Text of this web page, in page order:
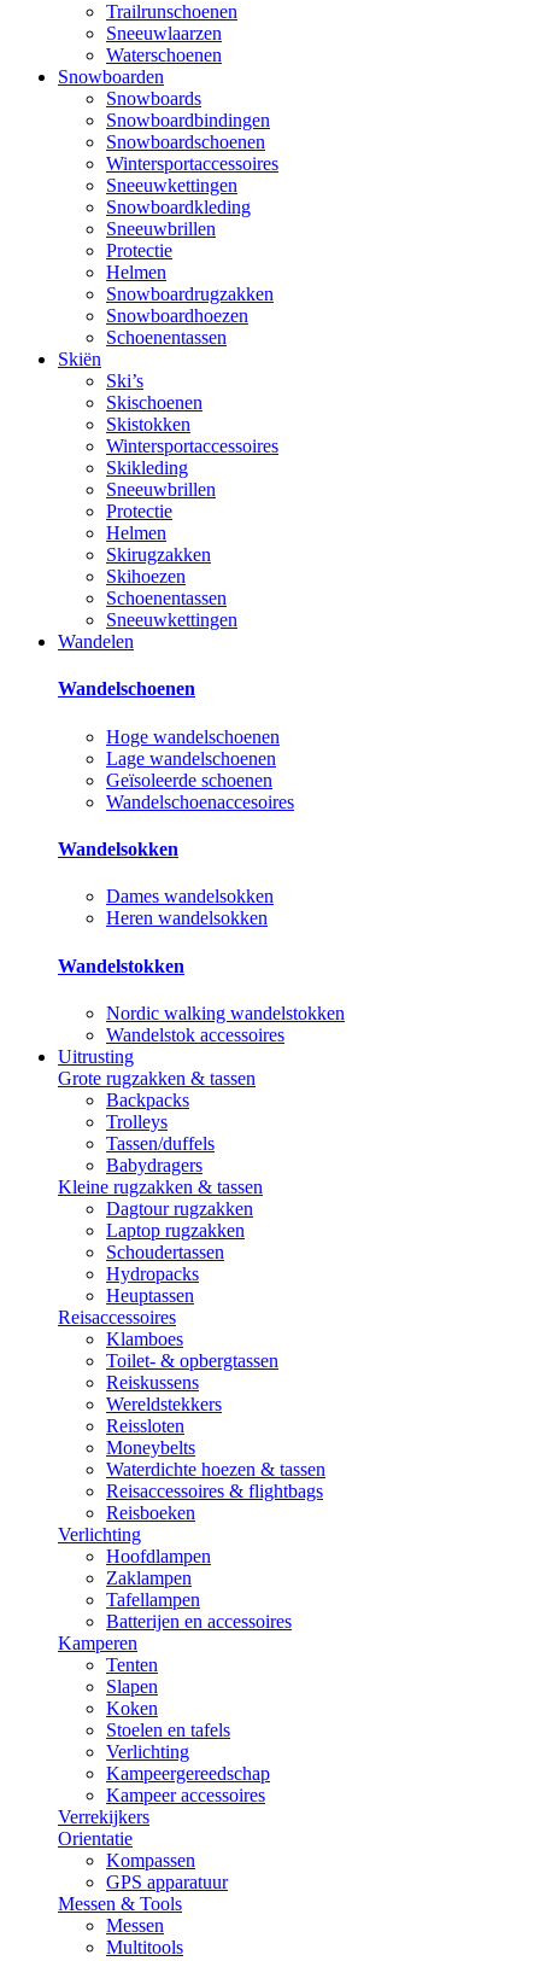
Trailrunschoenen
Sneeuwlaarzen
Waterschoenen
Snowboarden
Snowboards
Snowboardbindingen
Snowboardschoenen
Wintersportaccessoires
Sneeuwkettingen
Snowboardkleding
Sneeuwbrillen
Protectie
Helmen
Snowboardrugzakken
Snowboardhoezen
Schoenentassen
Skiën
Ski’s
Skischoenen
Skistokken
Wintersportaccessoires
Skikleding
Sneeuwbrillen
Protectie
Helmen
Skirugzakken
Skihoezen
Schoenentassen
Sneeuwkettingen
Wandelen
Wandelschoenen
Hoge wandelschoenen
Lage wandelschoenen
Geïsoleerde schoenen
Wandelschoenaccesoires
Wandelsokken
Dames wandelsokken
Heren wandelsokken
Wandelstokken
Nordic walking wandelstokken
Wandelstok accessoires
Uitrusting
Grote rugzakken & tassen
Backpacks
Trolleys
Tassen/duffels
Babydragers
Kleine rugzakken & tassen
Dagtour rugzakken
Laptop rugzakken
Schoudertassen
Hydropacks
Heuptassen
Reisaccessoires
Klamboes
Toilet- & opbergtassen
Reiskussens
Wereldstekkers
Reissloten
Moneybelts
Waterdichte hoezen & tassen
Reisaccessoires & flightbags
Reisboeken
Verlichting
Hoofdlampen
Zaklampen
Tafellampen
Batterijen en accessoires
Kamperen
Tenten
Slapen
Koken
Stoelen en tafels
Verlichting
Kampeergereedschap
Kampeer accessoires
Verrekijkers
Orientatie
Kompassen
GPS apparatuur
Messen & Tools
Messen
Multitools